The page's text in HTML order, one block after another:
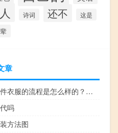
诗词 还不 这是
章
工厂制作一件衣服的流程是怎么样的？如何设计爆款衣服？
吗
方法图